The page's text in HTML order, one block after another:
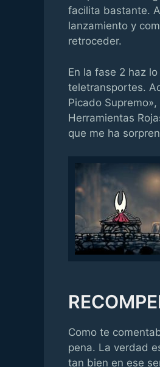
facilita bastante.
lanzamiento y
retroceder.
En la fase 2 haz
teletransportes.
Picado
Herramientas
que me ha
Como te
pena. La verdad
tan bien en ese